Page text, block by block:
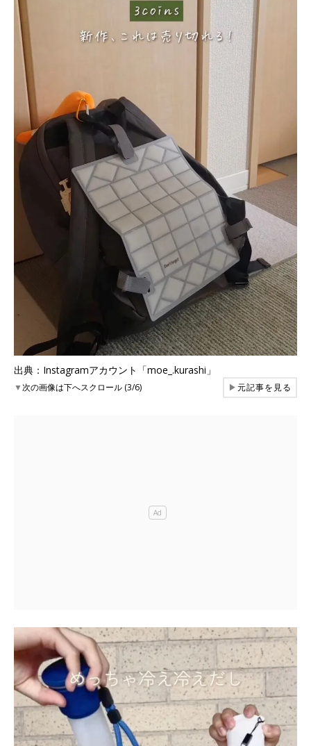
出典：Instagramアカウント「moe_.kurashi」
▼次の画像は下へスクロール (3/6) ▶元記事を見る